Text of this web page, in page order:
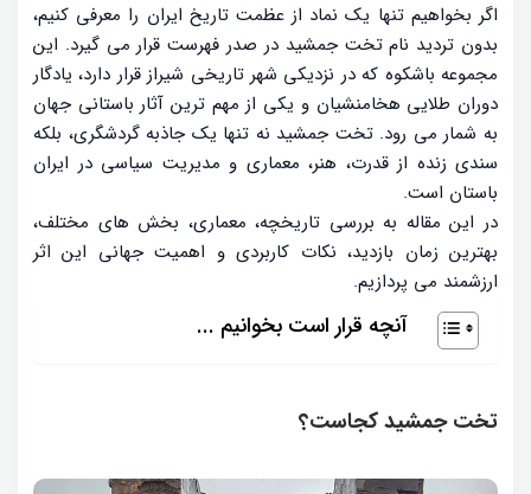
اگر بخواهیم تنها یک نماد از عظمت تاریخ ایران را معرفی کنیم،
بدون تردید نام تخت جمشید در صدر فهرست قرار می گیرد. این
مجموعه باشکوه که در نزدیکی شهر تاریخی شیراز قرار دارد، یادگار
دوران طلایی هخامنشیان و یکی از مهم ترین آثار باستانی جهان
به شمار می رود. تخت جمشید نه تنها یک جاذبه گردشگری، بلکه
سندی زنده از قدرت، هنر، معماری و مدیریت سیاسی در ایران
باستان است.
در این مقاله به بررسی تاریخچه، معماری، بخش های مختلف،
بهترین زمان بازدید، نکات کاربردی و اهمیت جهانی این اثر
ارزشمند می پردازیم.
آنچه قرار است بخوانیم ...
تخت جمشید کجاست؟